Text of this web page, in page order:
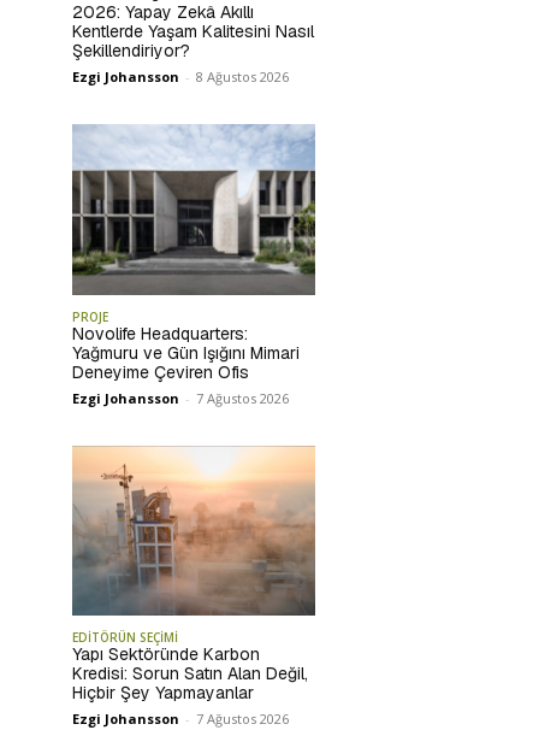
2026: Yapay Zekâ Akıllı
Kentlerde Yaşam Kalitesini Nasıl
Şekillendiriyor?
Ezgi Johansson - 8 Ağustos 2026
PROJE
Novolife Headquarters:
Yağmuru ve Gün Işığını Mimari
Deneyime Çeviren Ofis
Ezgi Johansson - 7 Ağustos 2026
EDİTÖRÜN SEÇİMİ
Yapı Sektöründe Karbon
Kredisi: Sorun Satın Alan Değil,
Hiçbir Şey Yapmayanlar
Ezgi Johansson - 7 Ağustos 2026